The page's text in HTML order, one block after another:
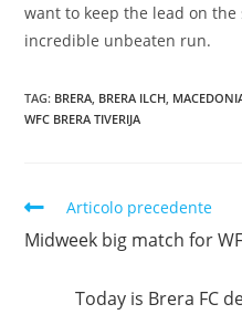
want to keep the lead on
incredible unbeaten run.
TAG: BRERA BRERA ILCH
WFC BRERA TIVERIJA
Articolo precedente
Midweek big match for
Today is Brera FC